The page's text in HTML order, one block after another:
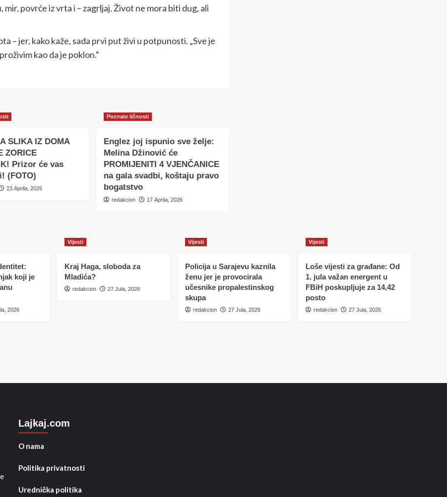
povrće iz vrta i – zagrljaj. Život ne mora biti dug, ali
– jer, kako kaže, sada prvi put živi u potpunosti. „Sve je
kao da je poklon.“
SLIKA IZ DOMA
ZORICE
Prizor će vas
(FOTO)
23 Aprila, 2026
Poznate ličnosti
Englez joj ispunio sve želje:
Melina Džinović će
PROMIJENITI 4 VJENČANICE
na gala svadbi, koštaju pravo
bogatstvo
redakcion 17 Aprila, 2026
koji je
2026
Vijesti
Kraj Haga, sloboda za
Mladića?
redakcion 27 Jula, 2026
Vijesti
Policija u Sarajevu kaznila
ženu jer je provocirala
učesnike propalestinskog
skupa
redakcion 27 Jula, 2026
Vijesti
Loše vijesti za građane: Od
1. jula važan energent u
FBiH poskupljuje za 14,42
posto
redakcion 27 Jula, 2026
Lajkaj.com
O nama
Politika privatnosti
Urednička politika